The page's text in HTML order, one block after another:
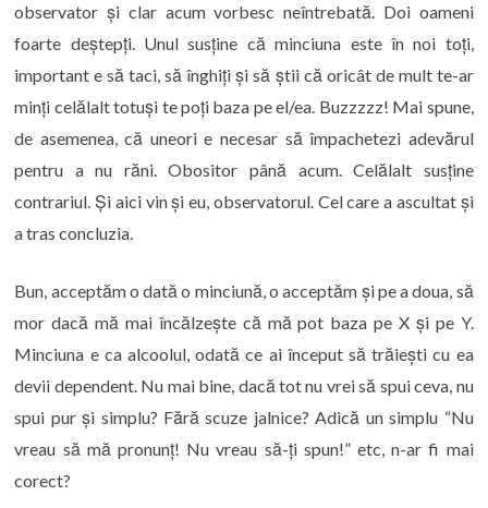
observator și clar acum vorbesc neîntrebată. Doi oameni
foarte deștepți. Unul susține că minciuna este în noi toți,
important e să taci, să înghiți și să știi că oricât de mult te-ar
minți celălalt totuși te poți baza pe el/ea. Buzzzzz! Mai spune,
de asemenea, că uneori e necesar să împachetezi adevărul
pentru a nu răni. Obositor până acum. Celălalt susține
contrariul. Și aici vin și eu, observatorul. Cel care a ascultat și
a tras concluzia.
Bun, acceptăm o dată o minciună, o acceptăm și pe a doua, să
mor dacă mă mai încălzește că mă pot baza pe X și pe Y.
Minciuna e ca alcoolul, odată ce ai început să trăiești cu ea
devii dependent. Nu mai bine, dacă tot nu vrei să spui ceva, nu
spui pur și simplu? Fără scuze jalnice? Adică un simplu “Nu
vreau să mă pronunț! Nu vreau să-ți spun!” etc, n-ar fi mai
corect?